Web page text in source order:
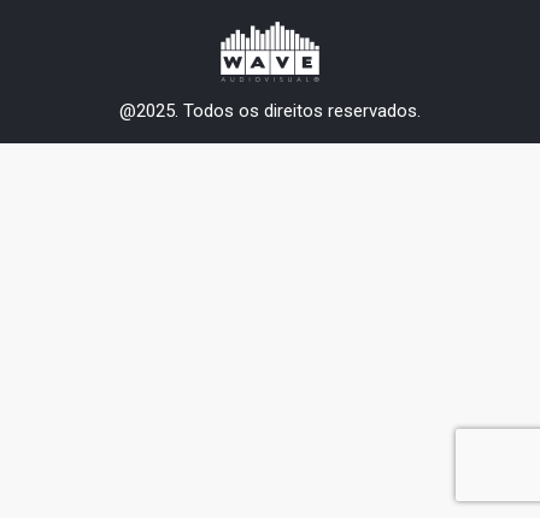
@2025. Todos os direitos reservados.